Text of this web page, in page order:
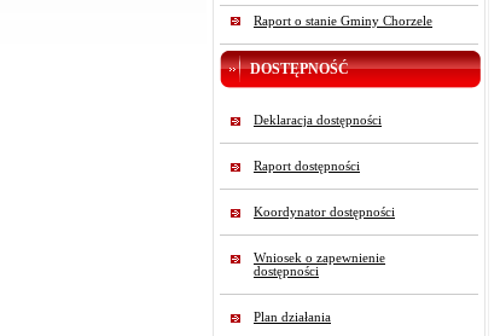
Raport o stanie Gminy Chorzele
DOSTĘPNOŚĆ
Deklaracja dostępności
Raport dostępności
Koordynator dostępności
Wniosek o zapewnienie
dostępności
Plan działania